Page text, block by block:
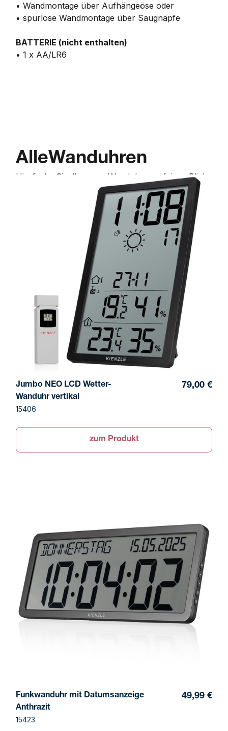
• Wandmontage über Aufhängeöse oder
• spurlose Wandmontage über Saugnäpfe
BATTERIE (nicht enthalten)
• 1 x AA/LR6
AlleWanduhren
Hier finden Sie alle unsereWanduhren auf einemBlick
Jumbo NEO LCD Wetter-
Wanduhr vertikal
15406
79,00 €
zum Produkt
Funkwanduhr mit Datumsanzeige
Anthrazit
15423
49,99 €